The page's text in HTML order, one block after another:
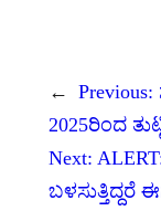
← Previous:
2025ರಿಂದ
Next:
ಬಳಸುತ್ತಿದ್ದರೆ